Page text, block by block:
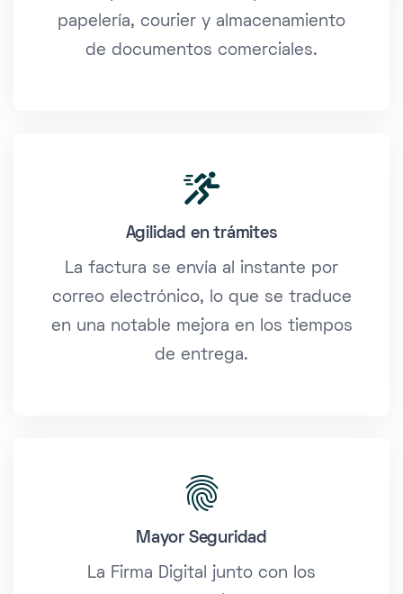
papelería, courier y almacenamiento
de documentos comerciales.
Agilidad en trámites
La factura se envía al instante por
correo electrónico, lo que se traduce
en una notable mejora en los tiempos
de entrega.
Mayor Seguridad
La Firma Digital junto con los